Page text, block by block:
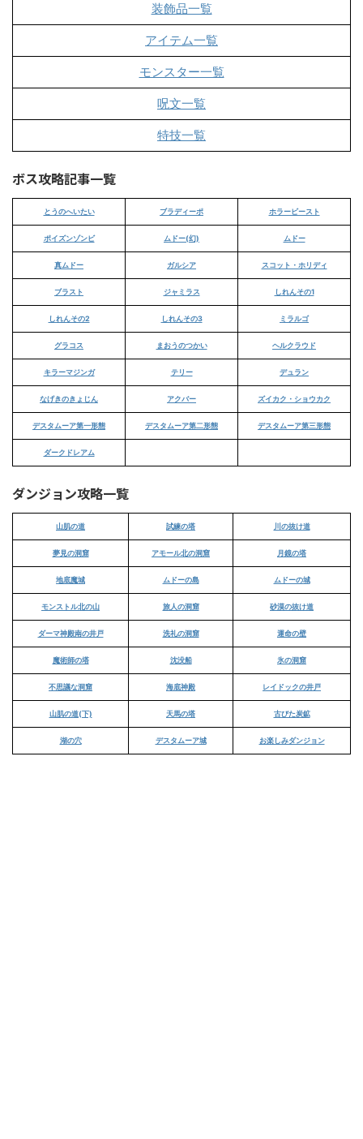
装飾品一覧
アイテム一覧
モンスター一覧
呪文一覧
特技一覧
ボス攻略記事一覧
とうのへいたい ブラディーポ ホラービースト
ポイズンゾンビ ムドー(幻) ムドー
真ムドー ガルシア スコット・ホリディ
ブラスト ジャミラス しれんその1
しれんその2 しれんその3 ミラルゴ
グラコス まおうのつかい ヘルクラウド
キラーマジンガ テリー デュラン
なげきのきょじん アクバー ズイカク・ショウカク
デスタムーア第一形態 デスタムーア第二形態 デスタムーア第三形態
ダークドレアム
ダンジョン攻略一覧
山肌の道 試練の塔 川の抜け道
夢見の洞窟 アモール北の洞窟 月鏡の塔
地底魔城 ムドーの島 ムドーの城
モンストル北の山 旅人の洞窟 砂漠の抜け道
ダーマ神殿南の井戸 洗礼の洞窟 運命の壁
魔術師の塔 沈没船 氷の洞窟
不思議な洞窟 海底神殿 レイドックの井戸
山肌の道(下) 天馬の塔 古びた炭鉱
湖の穴 デスタムーア城 お楽しみダンジョン